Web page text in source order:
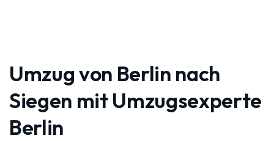
Umzug von Berlin nach
Siegen mit Umzugsexperte
Berlin